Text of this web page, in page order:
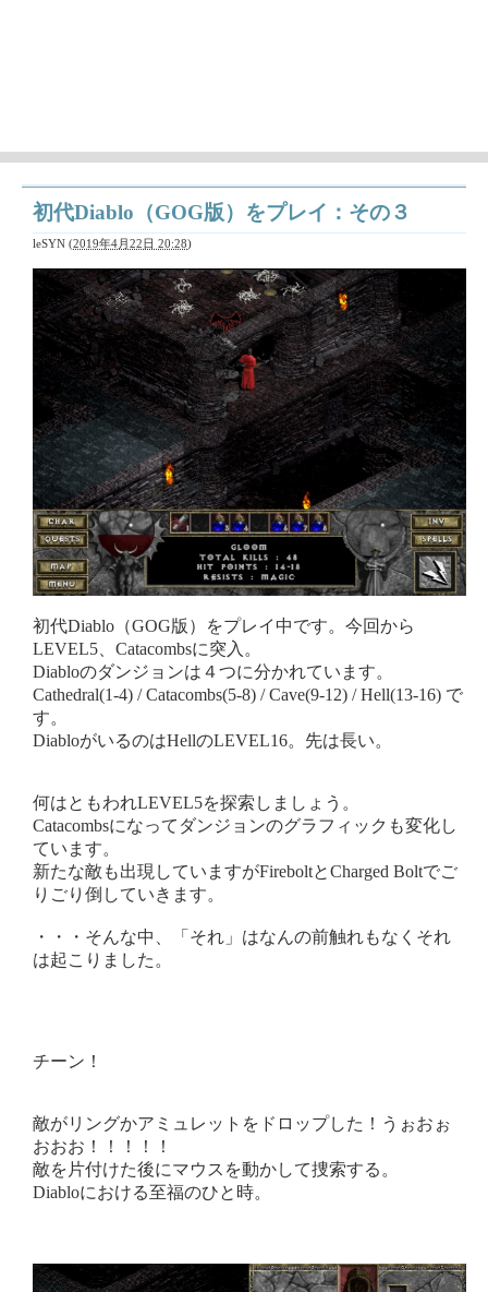
初代Diablo（GOG版）をプレイ：その３
leSYN (2019年4月22日 20:28)
初代Diablo（GOG版）をプレイ中です。今回から
LEVEL5、Catacombsに突入。
Diabloのダンジョンは４つに分かれています。
Cathedral(1-4) / Catacombs(5-8) / Cave(9-12) / Hell(13-16) で
す。
DiabloがいるのはHellのLEVEL16。先は長い。
何はともわれLEVEL5を探索しましょう。
Catacombsになってダンジョンのグラフィックも変化し
ています。
新たな敵も出現していますがFireboltとCharged Boltでご
りごり倒していきます。
・・・そんな中、「それ」はなんの前触れもなくそれ
は起こりました。
チーン！
敵がリングかアミュレットをドロップした！うぉおぉ
おおお！！！！！
敵を片付けた後にマウスを動かして捜索する。
Diabloにおける至福のひと時。